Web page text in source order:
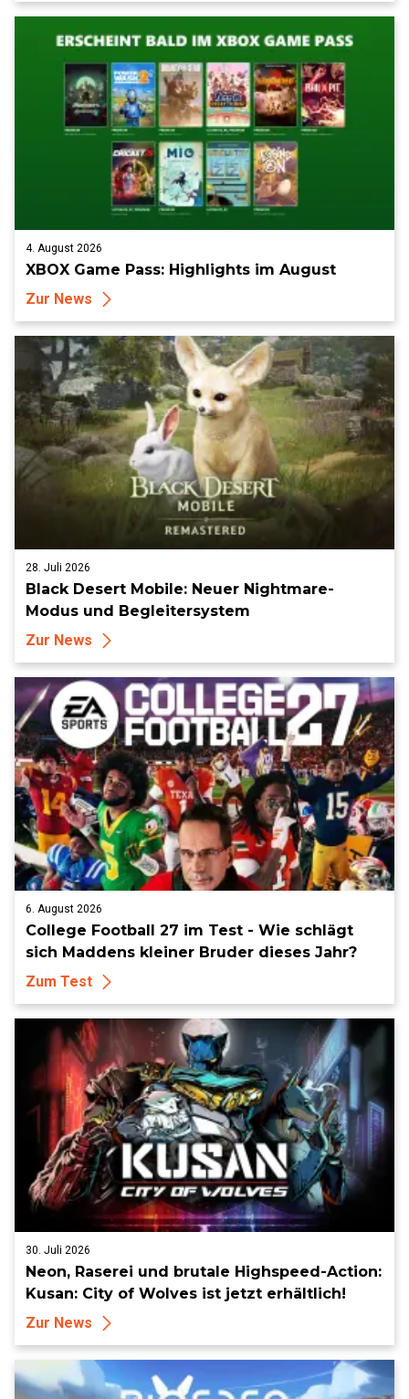
4. August 2026
XBOX Game Pass: Highlights im August
Zur News
28. Juli 2026
Black Desert Mobile: Neuer Nightmare-
Modus und Begleitersystem
Zur News
6. August 2026
College Football 27 im Test - Wie schlägt
sich Maddens kleiner Bruder dieses Jahr?
Zum Test
30. Juli 2026
Neon, Raserei und brutale Highspeed-Action:
Kusan: City of Wolves ist jetzt erhältlich!
Zur News